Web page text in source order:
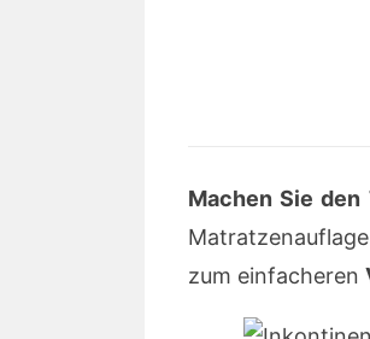
Machen Sie den
zum einfacheren